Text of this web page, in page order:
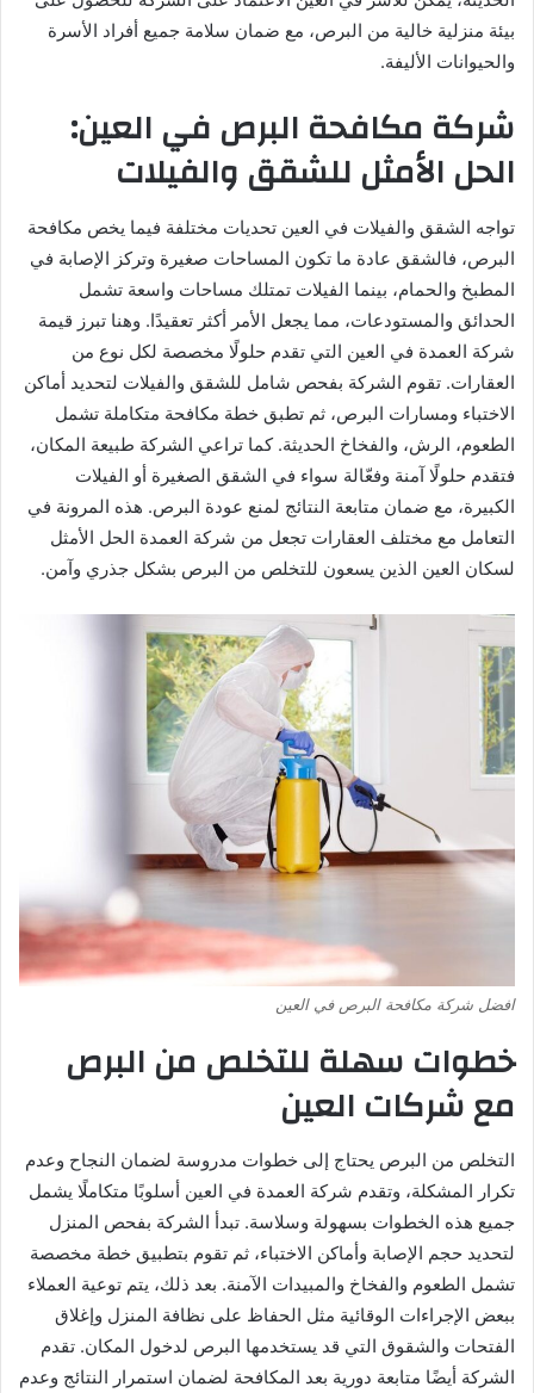
بيئة منزلية خالية من البرص، مع ضمان سلامة جميع أفراد الأسرة
والحيوانات الأليفة.
شركة مكافحة البرص في العين:
الحل الأمثل للشقق والفيلات
تواجه الشقق والفيلات في العين تحديات مختلفة فيما يخص مكافحة
البرص، فالشقق عادة ما تكون المساحات صغيرة وتركز الإصابة في
المطبخ والحمام، بينما الفيلات تمتلك مساحات واسعة تشمل
الحدائق والمستودعات، مما يجعل الأمر أكثر تعقيدًا. وهنا تبرز قيمة
شركة العمدة في العين التي تقدم حلولًا مخصصة لكل نوع من
العقارات. تقوم الشركة بفحص شامل للشقق والفيلات لتحديد أماكن
الاختباء ومسارات البرص، ثم تطبق خطة مكافحة متكاملة تشمل
الطعوم، الرش، والفخاخ الحديثة. كما تراعي الشركة طبيعة المكان،
فتقدم حلولًا آمنة وفعّالة سواء في الشقق الصغيرة أو الفيلات
الكبيرة، مع ضمان متابعة النتائج لمنع عودة البرص. هذه المرونة في
التعامل مع مختلف العقارات تجعل من شركة العمدة الحل الأمثل
لسكان العين الذين يسعون للتخلص من البرص بشكل جذري وآمن.
افضل شركة مكافحة البرص في العين
خطوات سهلة للتخلص من البرص
مع شركات العين
التخلص من البرص يحتاج إلى خطوات مدروسة لضمان النجاح وعدم
تكرار المشكلة، وتقدم شركة العمدة في العين أسلوبًا متكاملًا يشمل
جميع هذه الخطوات بسهولة وسلاسة. تبدأ الشركة بفحص المنزل
لتحديد حجم الإصابة وأماكن الاختباء، ثم تقوم بتطبيق خطة مخصصة
تشمل الطعوم والفخاخ والمبيدات الآمنة. بعد ذلك، يتم توعية العملاء
ببعض الإجراءات الوقائية مثل الحفاظ على نظافة المنزل وإغلاق
الفتحات والشقوق التي قد يستخدمها البرص لدخول المكان. تقدم
الشركة أيضًا متابعة دورية بعد المكافحة لضمان استمرار النتائج وعدم